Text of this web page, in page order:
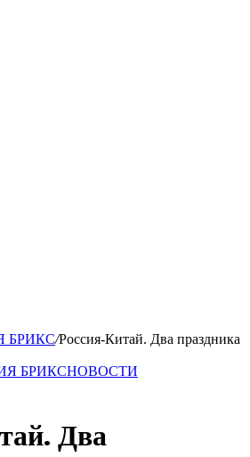
БРИКС/Россия-Китай. Два праздника
БРИКСНОВОСТИ
Два